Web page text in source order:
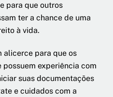
para que outros
ter a chance de uma
à vida.
alicerce para que os
experiência com
suas documentações
e cuidados com a